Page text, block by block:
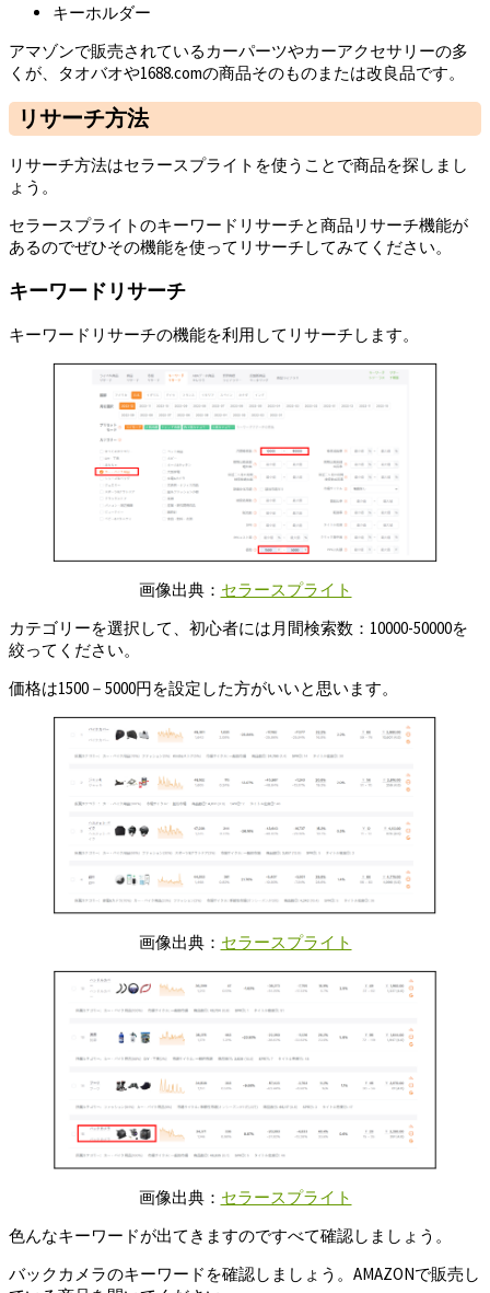
キーホルダー
アマゾンで販売されているカーパーツやカーアクセサリーの多
くが、タオバオや1688.comの商品そのものまたは改良品です。
リサーチ方法
リサーチ方法はセラースプライトを使うことで商品を探しまし
ょう。
セラースプライトのキーワードリサーチと商品リサーチ機能が
あるのでぜひその機能を使ってリサーチしてみてください。
キーワードリサーチ
キーワードリサーチの機能を利用してリサーチします。
画像出典： セラースプライト
カテゴリーを選択して、初心者には月間検索数：10000-50000を
絞ってください。
価格は1500－5000円を設定した方がいいと思います。
画像出典： セラースプライト
画像出典： セラースプライト
色んなキーワードが出てきますのですべて確認しましょう。
バックカメラのキーワードを確認しましょう。AMAZONで販売し